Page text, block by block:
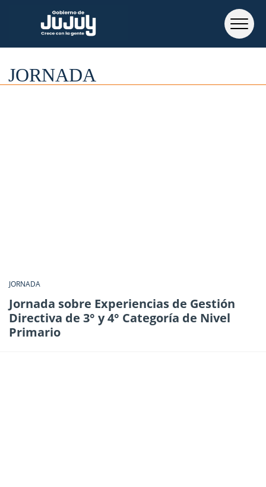
JORNADA
JORNADA
Jornada sobre Experiencias de Gestión
Directiva de 3° y 4° Categoría de Nivel
Primario